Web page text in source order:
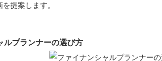
提案します。
ルプランナーの選び方